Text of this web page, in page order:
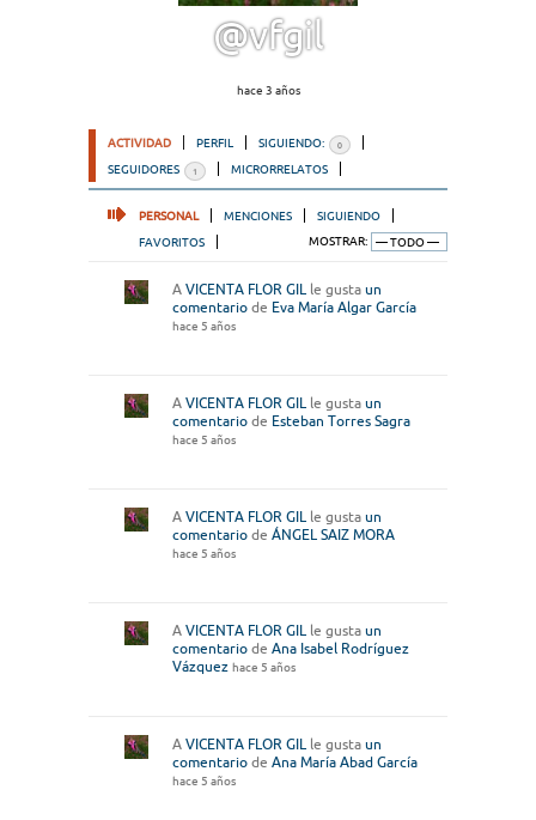
@vfgil
hace 3 años
ACTIVIDAD PERFIL SIGUIENDO: 0
SEGUIDORES 1 MICRORRELATOS
PERSONAL MENCIONES
SIGUIENDO
FAVORITOS
MOSTRAR:
A VICENTA FLOR GIL le gusta un
comentario de Eva María Algar García
hace 5 años
A VICENTA FLOR GIL le gusta un
comentario de Esteban Torres Sagra
hace 5 años
A VICENTA FLOR GIL le gusta un
comentario de ÁNGEL SAIZ MORA
hace 5 años
A VICENTA FLOR GIL le gusta un
comentario de Ana Isabel Rodríguez
Vázquez hace 5 años
A VICENTA FLOR GIL le gusta un
comentario de Ana María Abad García
hace 5 años